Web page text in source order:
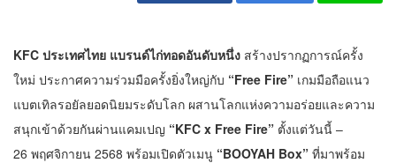
KFC ประเทศไทย แบรนด์ไก่ทอดอันดับหนึ่ง สร้างปรากฏการณ์ครั้ง
ใหม่ ประกาศความร่วมมือครั้งยิ่งใหญ่กับ “Free Fire” เกมมือถือแนว
แบตเทิลรอยัลยอดนิยมระดับโลก ผสานโลกแห่งความอร่อยและความ
สนุกเข้าด้วยกันผ่านแคมเปญ “KFC x Free Fire” ตั้งแต่วันนี้ –
26 พฤศจิกายน 2568 พร้อมเปิดตัวเมนู “BOOYAH Box” ที่มาพร้อม